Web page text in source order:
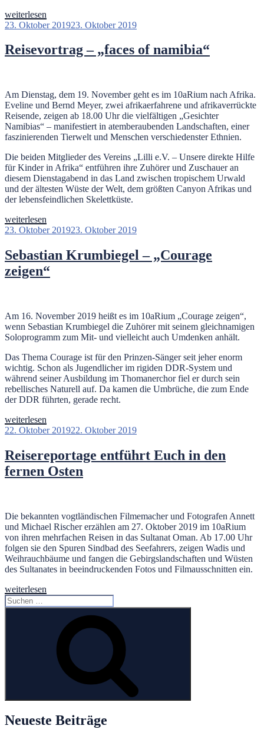
„Comedy
Lounge,
Vierte“
weiterlesen
Veröffentlicht
23. Oktober 201923. Oktober 2019
Reisevortrag – „faces of namibia“
Am Dienstag, dem 19. November geht es im 10aRium nach Afrika.
Eveline und Bernd Meyer, zwei afrikaerfahrene und afrikaverrückte
Reisende, zeigen ab 18.00 Uhr die vielfältigen „Gesichter
Namibias“ – manifestiert in atemberaubenden Landschaften, einer
faszinierenden Tierwelt und Menschen verschiedenster Ethnien.
Die beiden Mitglieder des Vereins „Lilli e.V. – Unsere direkte Hilfe
für Kinder in Afrika“ entführen ihre Zuhörer und Zuschauer an
diesem Dienstagabend in das Land zwischen tropischem Urwald
und der ältesten Wüste der Welt, dem größten Canyon Afrikas und
der lebensfeindlichen Skelettküste.
„Reisevortrag
–
of
namibia““
weiterlesen
Veröffentlicht
23. Oktober 201923. Oktober 2019
Sebastian Krumbiegel – „Courage
zeigen“
Am 16. November 2019 heißt es im 10aRium „Courage zeigen“,
wenn Sebastian Krumbiegel die Zuhörer mit seinem gleichnamigen
Soloprogramm zum Mit- und vielleicht auch Umdenken anhält.
Das Thema Courage ist für den Prinzen-Sänger seit jeher enorm
wichtig. Schon als Jugendlicher im rigiden DDR-System und
während seiner Ausbildung im Thomanerchor fiel er durch sein
rebellisches Naturell auf. Da kamen die Umbrüche, die zum Ende
der DDR führten, gerade recht.
„Sebastian
Krumbiegel
„Courage
zeigen““
weiterlesen
Veröffentlicht
22. Oktober 201922. Oktober 2019
Reisereportage entführt Euch in den
fernen Osten
Die bekannten vogtländischen Filmemacher und Fotografen Annett
und Michael Rischer erzählen am 27. Oktober 2019 im 10aRium
von ihren mehrfachen Reisen in das Sultanat Oman. Ab 17.00 Uhr
folgen sie den Spuren Sindbad des Seefahrers, zeigen Wadis und
Weihrauchbäume und fangen die Gebirgslandschaften und Wüsten
des Sultanates in beeindruckenden Fotos und Filmausschnitten ein.
„Reisereportage
entführt
Euch
weiterlesen
Suchen
nach:
Neueste Beiträge